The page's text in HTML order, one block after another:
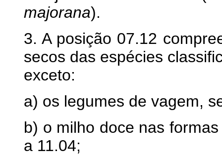
majorana).
3. A posição 07.12
secos das espécies
exceto:
a) os legumes de vagem,
b) o milho doce nas
a 11.04;